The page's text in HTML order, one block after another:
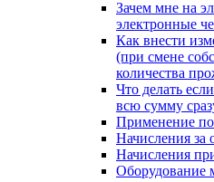
Зачем мне на
электронные
Как внести
(при смене
количества
Что делать
всю сумму
Применение
Начисления
Начисления
Оборудование